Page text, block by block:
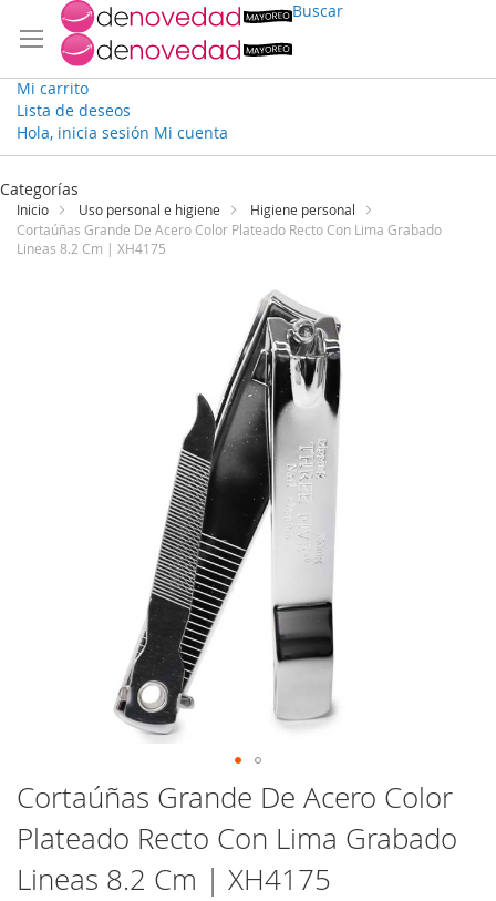
Buscar
Mi carrito
Lista de deseos
Hola, inicia sesión Mi cuenta
Ir
contenido
Categorías
Inicio Uso personal e higiene
Higiene personal
Cortaúñas Grande De Acero Color Plateado Recto Con Lima Grabado
Lineas 8.2 Cm | XH4175
Saltar
al
comienzo
de
la
Cortaúñas Grande De Acero Color
Plateado Recto Con Lima Grabado
Lineas 8.2 Cm | XH4175